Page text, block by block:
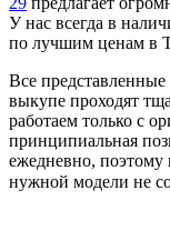
У нас всегда в
по лучшим ценам в
Все
выкупе проходят
работаем только с
принципиальная
ежедневно, поэтому
нужной модели не